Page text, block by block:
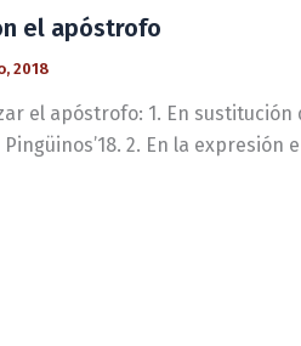
el apóstrofo
2018
el apóstrofo: 1. En
2. En la expresión